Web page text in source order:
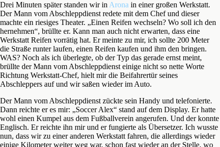
Drei Minuten später standen wir in Arona in einer großen Werkstatt.
Der Mann vom Abschleppdienst redete mit dem Chef und dieser
machte ein riesiges Theater. „Einen Reifen wechseln? Wo soll ich den
hernehmen“, brüllte er. Kann man auch nicht erwarten, dass eine
Werkstatt Reifen vorrätig hat. Er meinte zu mir, ich sollte 200 Meter
die Straße runter laufen, einen Reifen kaufen und ihm den bringen.
WAS? Noch als ich überlegte, ob der Typ das gerade ernst meint,
brüllte der Mann vom Abschleppdienst einige nicht so nette Worte
Richtung Werkstatt-Chef, hielt mir die Beifahrertür seines
Abschleppers auf und wir saßen wieder im Auto.
Der Mann vom Abschleppdienst zückte sein Handy und telefonierte.
Dann reichte er es mir: „Soccer Alex“ stand auf dem Display. Er hatte
wohl einen Kumpel aus dem Fußballverein angerufen. Und der konnte
Englisch. Er reichte ihn mir und er fungierte als Übersetzer. Ich wusste
nun, dass wir zu einer anderen Werkstatt fahren, die allerdings wieder
einige Kilometer weiter weg war, schon fast wieder an der Stelle, wo